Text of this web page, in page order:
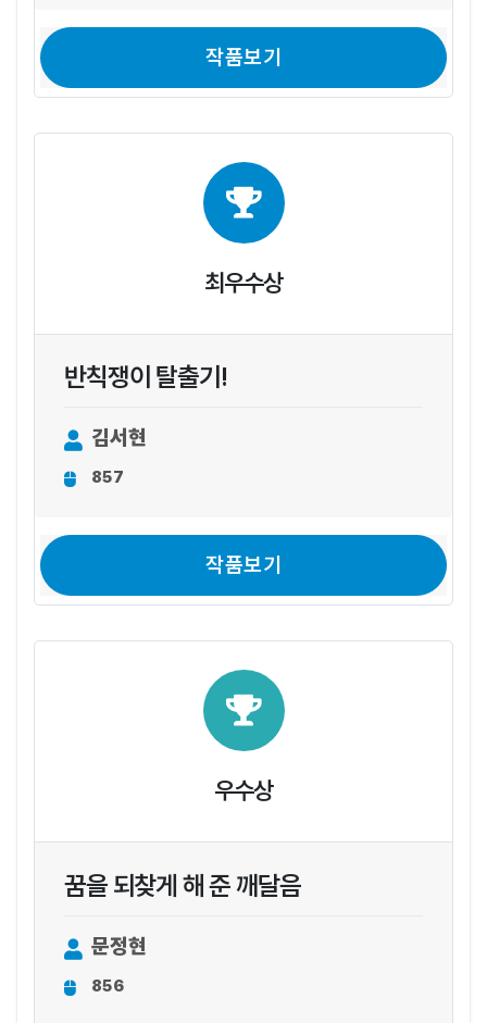
작품보기
최우수상
반칙쟁이 탈출기!
김서현
857
작품보기
우수상
꿈을 되찾게 해 준 깨달음
문정현
856